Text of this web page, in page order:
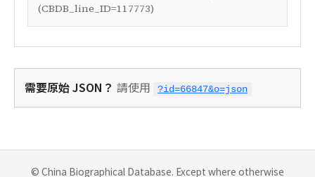
(CBDB_line_ID=117773)
需要原始 JSON？ 請使用 ?id=66847&o=json
© China Biographical Database. Except where otherwise